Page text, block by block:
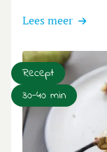
Lees meer
Recept
30-40 min